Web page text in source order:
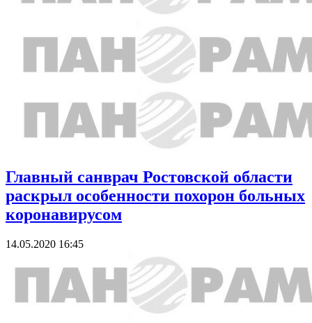
Главный санврач Ростовской области
раскрыл особенности похорон больных
коронавирусом
14.05.2020 16:45